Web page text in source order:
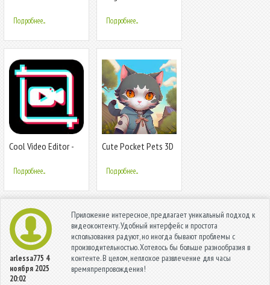
Подробнее...
Editor Free- VlogU
Подробнее...
Cool Video Editor -
Effect,Filter
Подробнее...
Cute Pocket Pets 3D
Подробнее...
arlessa775 4
ноября 2025
20:02
Приложение интересное, предлагает уникальный подход к
видеоконтенту. Удобный интерфейс и простота
использования радуют, но иногда бывают проблемы с
производительностью. Хотелось бы больше разнообразия в
контенте. В целом, неплохое развлечение для часы
времяпрепровождения!